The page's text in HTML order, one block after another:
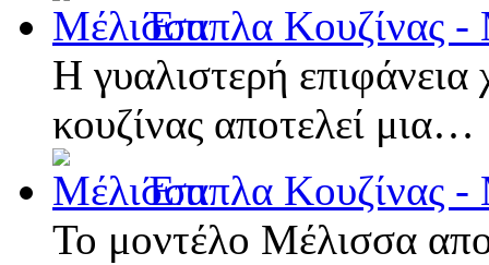
Έπιπλα Κουζίνας
Η γυαλιστερή
κουζίνας αποτελεί μια…
Έπιπλα Κουζίνας
Το μοντέλο Μέλισσα